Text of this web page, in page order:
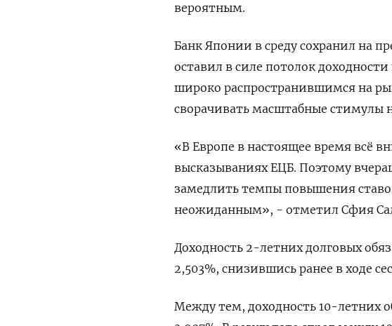
вероятным.
Банк Японии в среду сохранил на
оставил в силе потолок
широко распространившимся на
сворачивать масштабные стимулы
«В Европе в настоящее время всё
высказываниях ЕЦБ. Поэтому
замедлить темпы повышения
неожиданным», - отметил Сфия
Доходность 2-летних долговых
2,503%, снизившись ранее в ходе
Между тем, доходность 10-летних